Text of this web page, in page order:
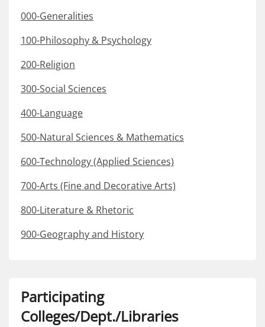
000-Generalities
100-Philosophy & Psychology
200-Religion
300-Social Sciences
400-Language
500-Natural Sciences & Mathematics
600-Technology (Applied Sciences)
700-Arts (Fine and Decorative Arts)
800-Literature & Rhetoric
900-Geography and History
Participating
Colleges/Dept./Libraries